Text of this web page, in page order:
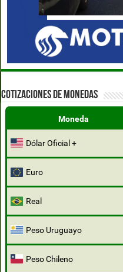
COTIZACIONES DE MONEDAS
Moneda
Dólar Oficial +
Euro
Real
Peso Uruguayo
Peso Chileno